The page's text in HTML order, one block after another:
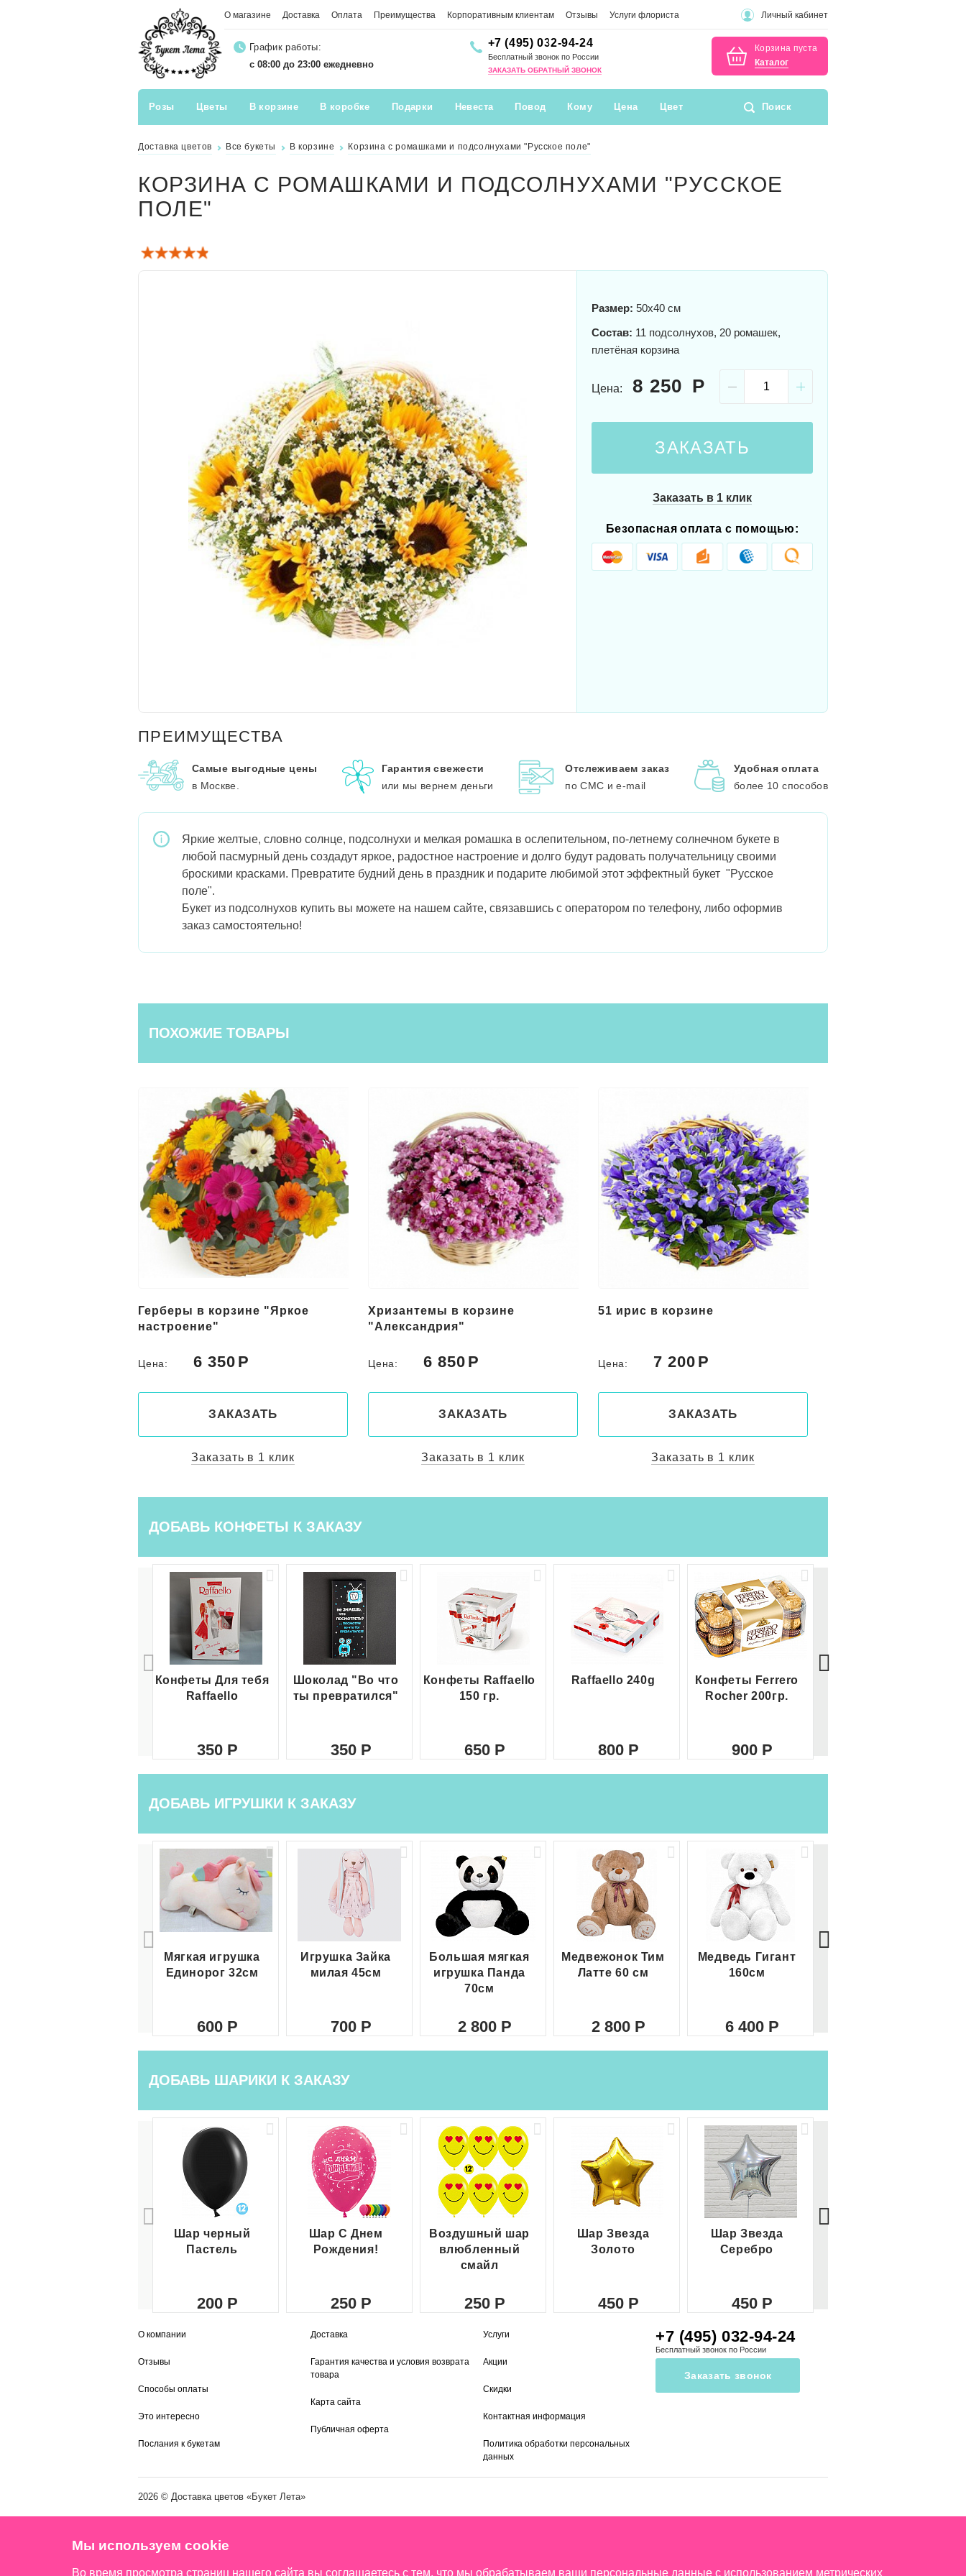
О магазине Доставка Оплата Преимущества Корпоративным клиентам Отзывы Услуги флориста Личный кабинет
График работы:
с 08:00 до 23:00 ежедневно
+7 (495) 032-94-24
Бесплатный звонок по России
ЗАКАЗАТЬ ОБРАТНЫЙ ЗВОНОК
Корзина пуста
Каталог
Розы Цветы В корзине В коробке Подарки Невеста Повод Кому Цена Цвет Поиск
Доставка цветов Все букеты В корзине Корзина с ромашками и подсолнухами "Русское поле"
КОРЗИНА С РОМАШКАМИ И ПОДСОЛНУХАМИ "РУССКОЕ
ПОЛЕ"
Размер: 50x40 см
Состав: 11 подсолнухов, 20 ромашек,
плетёная корзина
Цена: 8 250
ЗАКАЗАТЬ
Заказать в 1 клик
Безопасная оплата с помощью:
ПРЕИМУЩЕСТВА
Самые выгодные цены
в Москве.
Гарантия свежести
или мы вернем деньги
Отслеживаем заказ
по СМС и e-mail
Удобная оплата
более 10 способов
Яркие желтые, словно солнце, подсолнухи и мелкая ромашка в ослепительном, по-летнему солнечном букете в
любой пасмурный день создадут яркое, радостное настроение и долго будут радовать получательницу своими
броскими красками. Превратите будний день в праздник и подарите любимой этот эффектный букет "Русское
поле".
Букет из подсолнухов купить вы можете на нашем сайте, связавшись с оператором по телефону, либо оформив
заказ самостоятельно!
ПОХОЖИЕ ТОВАРЫ
Герберы в корзине "Яркое
настроение"
Цена: 6 350
ЗАКАЗАТЬ
Заказать в 1 клик
Хризантемы в корзине
"Александрия"
Цена: 6 850
ЗАКАЗАТЬ
Заказать в 1 клик
51 ирис в корзине
Цена: 7 200
ЗАКАЗАТЬ
Заказать в 1 клик
ДОБАВЬ КОНФЕТЫ К ЗАКАЗУ
Конфеты Для тебя
Raffaello
350
Шоколад "Во что
ты превратился"
350
Конфеты Raffaello
150 гр.
650
Raffaello 240g
800
Конфеты Ferrero
Rocher 200гр.
900
ДОБАВЬ ИГРУШКИ К ЗАКАЗУ
Мягкая игрушка
Единорог 32см
600
Игрушка Зайка
милая 45см
700
Большая мягкая
игрушка Панда
70см
2 800
Медвежонок Тим
Латте 60 см
2 800
Медведь Гигант
160см
6 400
ДОБАВЬ ШАРИКИ К ЗАКАЗУ
Шар черный
Пастель
200
Шар С Днем
Рождения!
250
Воздушный шар
влюбленный
смайл
250
Шар Звезда
Золото
450
Шар Звезда
Серебро
450
О компании
Отзывы
Способы оплаты
Это интересно
Послания к букетам
Доставка
Гарантия качества и условия возврата
товара
Карта сайта
Публичная оферта
Услуги
Акции
Скидки
Контактная информация
Политика обработки персональных
данных
+7 (495) 032-94-24
Бесплатный звонок по России
Заказать звонок
2026 © Доставка цветов «Букет Лета»
Мы используем cookie
Во время просмотра страниц нашего сайта вы соглашаетесь с тем, что мы обрабатываем ваши персональные данные с использованием метрических